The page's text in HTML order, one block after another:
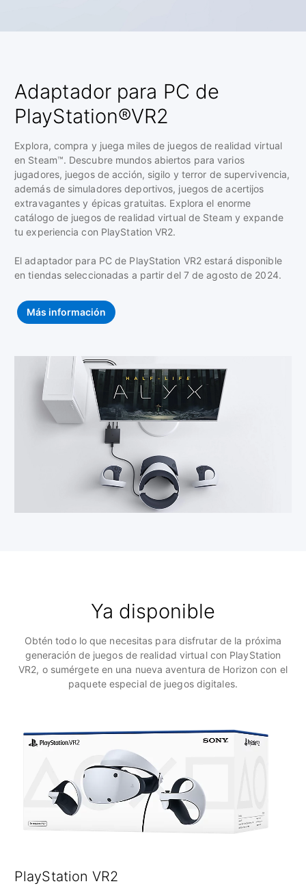
Adaptador para PC de
PlayStation®VR2
Explora, compra y juega miles de juegos de realidad virtual
en Steam™. Descubre mundos abiertos para varios
jugadores, juegos de acción, sigilo y terror de supervivencia,
además de simuladores deportivos, juegos de acertijos
extravagantes y épicas gratuitas. Explora el enorme
catálogo de juegos de realidad virtual de Steam y expande
tu experiencia con PlayStation VR2.
El adaptador para PC de PlayStation VR2 estará disponible
en tiendas seleccionadas a partir del 7 de agosto de 2024.
Más información
Ya disponible
Obtén todo lo que necesitas para disfrutar de la próxima
generación de juegos de realidad virtual con PlayStation
VR2, o sumérgete en una nueva aventura de Horizon con el
paquete especial de juegos digitales.
PlayStation VR2